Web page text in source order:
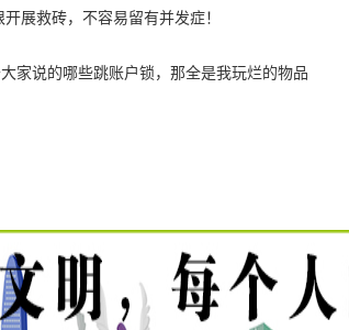
展救砖，不容易留有并发症！
家说的哪些跳账户锁，那全是我玩烂的物品